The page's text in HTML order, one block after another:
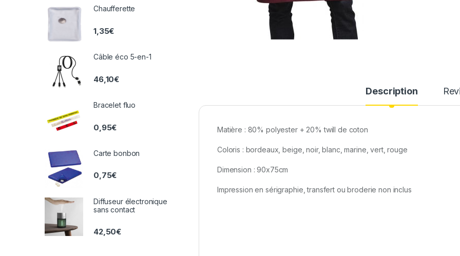
Description
Matière : 80% polyester + 20% twill de coton
Coloris : bordeaux, beige, noir, blanc, marine, vert, rouge
Dimension : 90x75cm
Impression en sérigraphie, transfert ou broderie non inclus
Chaufferette
1,35€
Câble éco 5-en-1
46,10€
Bracelet fluo
0,95€
Carte bonbon
0,75€
Diffuseur électronique
sans contact
42,50€